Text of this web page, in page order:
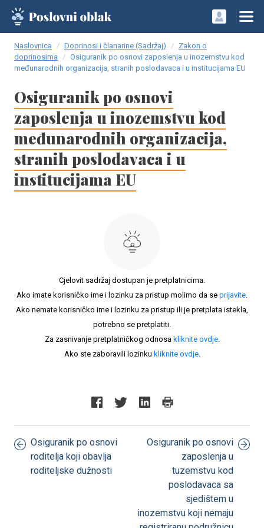
Naslovnica Doprinosi i članarine (Sadržaj)
Zakon o
doprinosima
Osiguranik po osnovi zaposlenja u inozemstvu kod
međunarodnih organizacija, stranih poslodavaca i u institucijama EU
Osiguranik po osnovi
zaposlenja u inozemstvu kod
međunarodnih organizacija,
stranih poslodavaca i u
institucijama EU
Cjelovit sadržaj dostupan je pretplatnicima.
Ako imate korisničko ime i lozinku za pristup molimo da se prijavite.
Ako nemate korisničko ime i lozinku za pristup ili je pretplata istekla,
potrebno se pretplatiti.
Za zasnivanje pretplatničkog odnosa kliknite ovdje.
Ako ste zaboravili lozinku kliknite ovdje.
Osiguranik po osnovi
roditelja koji obavlja
roditeljske dužnosti
Osiguranik po osnovi
zaposlenja u
tuzemstvu kod
poslodavaca sa
sjedištem u
inozemstvu koji nemaju